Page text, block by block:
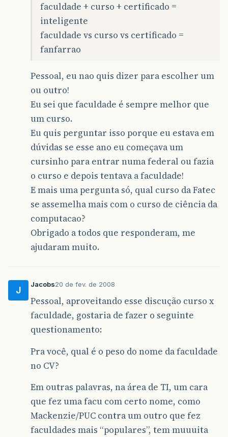
faculdade + curso + certificado =
inteligente
faculdade vs curso vs certificado =
fanfarrao
Pessoal, eu nao quis dizer para escolher um
ou outro!
Eu sei que faculdade é sempre melhor que
um curso.
Eu quis perguntar isso porque eu estava em
dúvidas se esse ano eu começava um
cursinho para entrar numa federal ou fazia
o curso e depois tentava a faculdade!
E mais uma pergunta só, qual curso da Fatec
se assemelha mais com o curso de ciência da
computacao?
Obrigado a todos que responderam, me
ajudaram muito.
J
Jacobs20 de fev. de 2008
Pessoal, aproveitando esse discução curso x
faculdade, gostaria de fazer o seguinte
questionamento:
Pra você, qual é o peso do nome da faculdade
no CV?
Em outras palavras, na área de TI, um cara
que fez uma facu com certo nome, como
Mackenzie/PUC contra um outro que fez
faculdades mais “populares”, tem muuuita